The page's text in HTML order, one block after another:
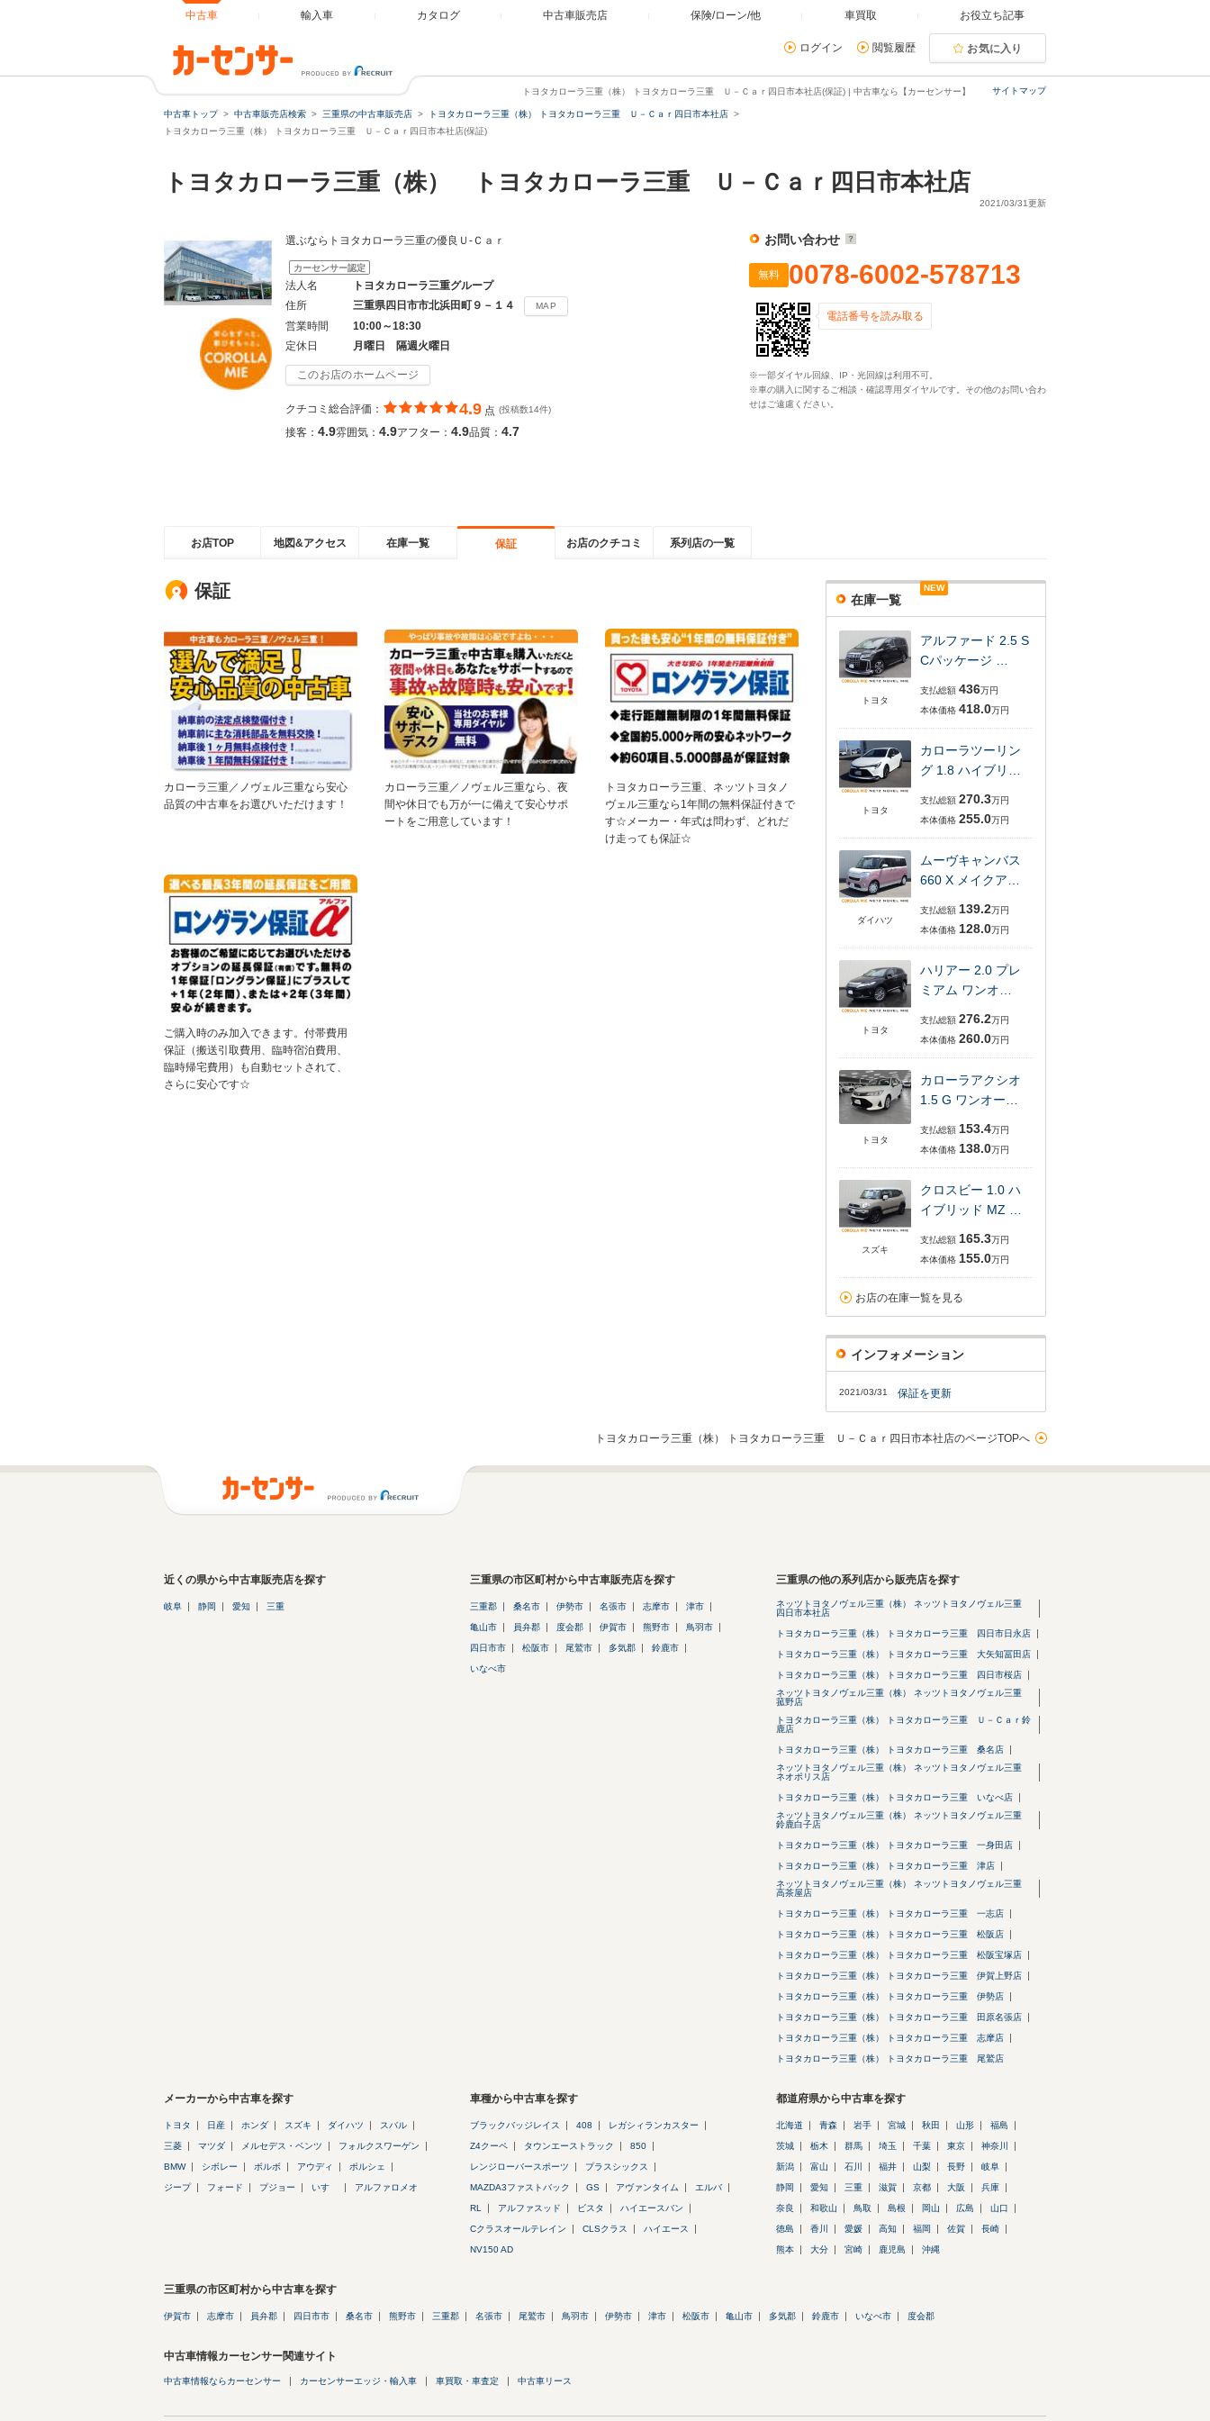
中古車 輸入車 カタログ 中古車販売店 保険/ローン/他 車買取 お役立ち記事
ログイン 閲覧履歴 お気に入り
サイトマップ
トヨタカローラ三重（株） トヨタカローラ三重 Ｕ－Ｃａｒ四日市本社店(保証) | 中古車なら【カーセンサー】
中古車トップ 中古車販売店検索 三重県の中古車販売店
トヨタカローラ三重（株） トヨタカローラ三重 Ｕ－Ｃａｒ四日市本社店
トヨタカローラ三重（株） トヨタカローラ三重 Ｕ－Ｃａｒ四日市本社店(保証)
トヨタカローラ三重（株） トヨタカローラ三重 Ｕ－Ｃａｒ四日市本社店
2021/03/31更新
選ぶならトヨタカローラ三重の優良Ｕ-Ｃａｒ
カーセンサー認定
法人名
トヨタカローラ三重グループ
住所
三重県四日市市北浜田町９－１４ MAP
営業時間
10:00～18:30
定休日
月曜日 隔週火曜日
このお店のホームページ
クチコミ総合評価： 4.9 点 (投稿数14件)
接客： 4.9雰囲気： 4.9アフター： 4.9品質： 4.7
お問い合わせ
無料 0078-6002-578713
電話番号を読み取る
※一部ダイヤル回線、IP・光回線は利用不可。
※車の購入に関するご相談・確認専用ダイヤルです。その他のお問い合わ
せはご遠慮ください。
お店TOP 地図&アクセス 在庫一覧 保証 お店のクチコミ 系列店の一覧
保証
カローラ三重／ノヴェル三重なら安心
品質の中古車をお選びいただけます！
カローラ三重／ノヴェル三重なら、夜
間や休日でも万が一に備えて安心サポ
ートをご用意しています！
トヨタカローラ三重、ネッツトヨタノ
ヴェル三重なら1年間の無料保証付きで
す☆メーカー・年式は問わず、どれだ
け走っても保証☆
ご購入時のみ加入できます。付帯費用
保証（搬送引取費用、臨時宿泊費用、
臨時帰宅費用）も自動セットされて、
さらに安心です☆
在庫一覧
トヨタ
NEW
アルファード 2.5 S
Cパッケージ …
支払総額 436万円
本体価格 418.0万円
トヨタ
カローラツーリン
グ 1.8 ハイブリ…
支払総額 270.3万円
本体価格 255.0万円
ダイハツ
ムーヴキャンバス
660 X メイクア…
支払総額 139.2万円
本体価格 128.0万円
トヨタ
ハリアー 2.0 プレ
ミアム ワンオ…
支払総額 276.2万円
本体価格 260.0万円
トヨタ
カローラアクシオ
1.5 G ワンオー…
支払総額 153.4万円
本体価格 138.0万円
スズキ
クロスビー 1.0 ハ
イブリッド MZ …
支払総額 165.3万円
本体価格 155.0万円
お店の在庫一覧を見る
インフォメーション
2021/03/31 保証を更新
トヨタカローラ三重（株） トヨタカローラ三重 Ｕ－Ｃａｒ四日市本社店のページTOPへ
近くの県から中古車販売店を探す
岐阜 静岡 愛知 三重
三重県の市区町村から中古車販売店を探す
三重郡 桑名市 伊勢市 名張市 志摩市 津市
亀山市 員弁郡 度会郡 伊賀市 熊野市 鳥羽市
四日市市 松阪市 尾鷲市 多気郡 鈴鹿市
いなべ市
三重県の他の系列店から販売店を探す
ネッツトヨタノヴェル三重（株） ネッツトヨタノヴェル三重
四日市本社店
トヨタカローラ三重（株） トヨタカローラ三重 四日市日永店
トヨタカローラ三重（株） トヨタカローラ三重 大矢知冨田店
トヨタカローラ三重（株） トヨタカローラ三重 四日市桜店
ネッツトヨタノヴェル三重（株） ネッツトヨタノヴェル三重
菰野店
トヨタカローラ三重（株） トヨタカローラ三重 Ｕ－Ｃａｒ鈴
鹿店
トヨタカローラ三重（株） トヨタカローラ三重 桑名店
ネッツトヨタノヴェル三重（株） ネッツトヨタノヴェル三重
ネオポリス店
トヨタカローラ三重（株） トヨタカローラ三重 いなべ店
ネッツトヨタノヴェル三重（株） ネッツトヨタノヴェル三重
鈴鹿白子店
トヨタカローラ三重（株） トヨタカローラ三重 一身田店
トヨタカローラ三重（株） トヨタカローラ三重 津店
ネッツトヨタノヴェル三重（株） ネッツトヨタノヴェル三重
高茶屋店
トヨタカローラ三重（株） トヨタカローラ三重 一志店
トヨタカローラ三重（株） トヨタカローラ三重 松阪店
トヨタカローラ三重（株） トヨタカローラ三重 松阪宝塚店
トヨタカローラ三重（株） トヨタカローラ三重 伊賀上野店
トヨタカローラ三重（株） トヨタカローラ三重 伊勢店
トヨタカローラ三重（株） トヨタカローラ三重 田原名張店
トヨタカローラ三重（株） トヨタカローラ三重 志摩店
トヨタカローラ三重（株） トヨタカローラ三重 尾鷲店
メーカーから中古車を探す
トヨタ 日産 ホンダ スズキ ダイハツ スバル
三菱 マツダ メルセデス・ベンツ フォルクスワーゲン
BMW シボレー ボルボ アウディ ポルシェ
ジープ フォード プジョー いすゞ アルファロメオ
車種から中古車を探す
ブラックバッジレイス 408 レガシィランカスター
Z4クーペ タウンエーストラック 850
レンジローバースポーツ プラスシックス
MAZDA3ファストバック GS アヴァンタイム エルバ
RL アルファスッド ビスタ ハイエースバン
Cクラスオールテレイン CLSクラス ハイエース
NV150 AD
都道府県から中古車を探す
北海道 青森 岩手 宮城 秋田 山形 福島
茨城 栃木 群馬 埼玉 千葉 東京 神奈川
新潟 富山 石川 福井 山梨 長野 岐阜
静岡 愛知 三重 滋賀 京都 大阪 兵庫
奈良 和歌山 鳥取 島根 岡山 広島 山口
徳島 香川 愛媛 高知 福岡 佐賀 長崎
熊本 大分 宮崎 鹿児島 沖縄
三重県の市区町村から中古車を探す
伊賀市 志摩市 員弁郡 四日市市 桑名市 熊野市 三重郡 名張市 尾鷲市 鳥羽市 伊勢市 津市 松阪市 亀山市 多気郡 鈴鹿市 いなべ市 度会郡
中古車情報カーセンサー関連サイト
中古車情報ならカーセンサー カーセンサーエッジ・輸入車 車買取・車査定 中古車リース